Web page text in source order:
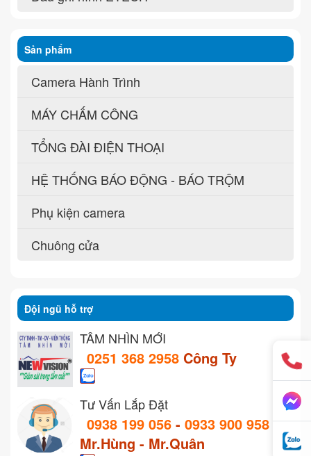
Sản phẩm
Camera Hành Trình
MÁY CHẤM CÔNG
TỔNG ĐÀI ĐIỆN THOẠI
HỆ THỐNG BÁO ĐỘNG - BÁO TRỘM
Phụ kiện camera
Chuông cửa
Đội ngũ hỗ trợ
TẦM NHÌN MỚI
0251 368 2958 Công Ty
Tư Vấn Lắp Đặt
0938 199 056 - 0933 900 958
Mr.Hùng - Mr.Quân